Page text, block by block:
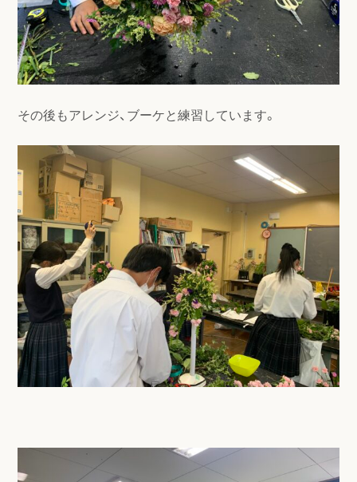
その後もアレンジ、ブーケと練習しています。